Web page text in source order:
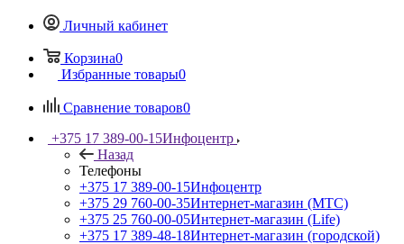
Личный кабинет
Корзина0
Избранные товары0
Сравнение товаров0
+375 17 389-00-15Инфоцентр
Назад
Телефоны
+375 17 389-00-15Инфоцентр
+375 29 760-00-35Интернет-магазин (МТС)
+375 25 760-00-05Интернет-магазин (Life)
+375 17 389-48-18Интернет-магазин (городской)